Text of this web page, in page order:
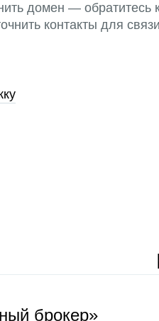
домен — обратитесь
контакты для
брокер»